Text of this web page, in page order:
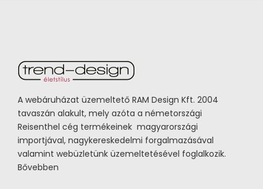
A webáruházat üzemeltető RAM Design Kft. 2004
tavaszán alakult, mely azóta a németországi
Reisenthel cég termékeinek magyarországi
importjával, nagykereskedelmi forgalmazásával
valamint webüzletünk üzemeltetésével foglalkozik.
Bővebben